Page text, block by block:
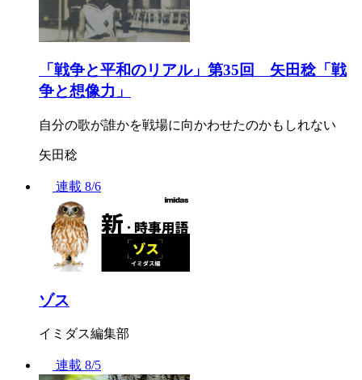
「戦争と平和のリアル」第35回 矢田稔「戦
争と想像力」
自分の歌が誰かを戦場に向かわせたのかもしれない
矢田稔
連載 8/6
ゾス
イミダス編集部
連載 8/5